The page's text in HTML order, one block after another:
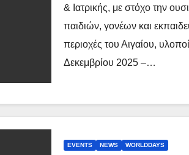
& Ιατρικής, με στόχο την
παιδιών, γονέων και
περιοχές του Αιγαίου,
Δεκεμβρίου 2025 –…
EVENTS NEWS WORLDDAYS